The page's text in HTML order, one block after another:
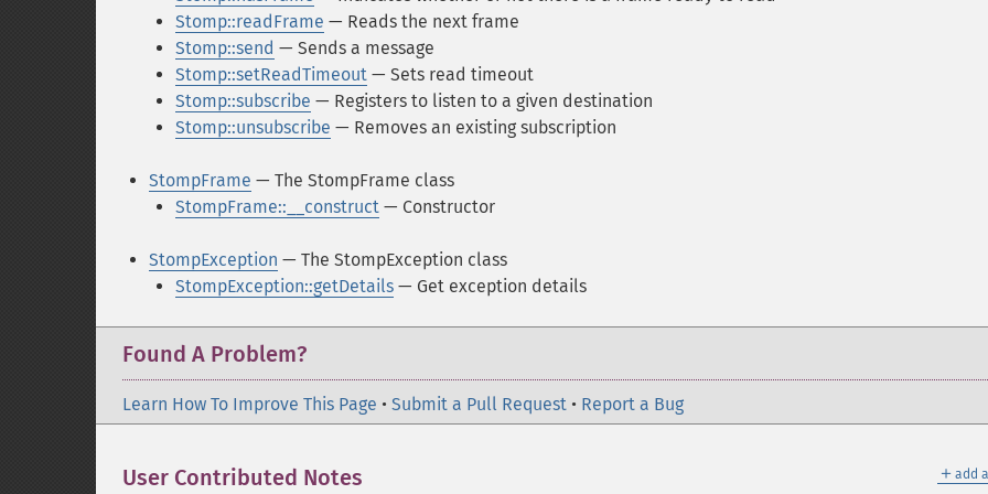
Stomp::readFrame — Reads the next frame
Stomp::send — Sends a message
Stomp::setReadTimeout — Sets read timeout
Stomp::subscribe — Registers to listen to a given destination
Stomp::unsubscribe — Removes an existing subscription
StompFrame — The StompFrame class
StompFrame::__construct — Constructor
StompException — The StompException class
StompException::getDetails — Get exception details
Found A Problem?
Learn How To Improve This Page • Submit a Pull Request • Report a Bug
＋ add
User Contributed Notes